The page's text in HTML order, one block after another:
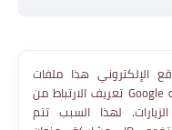
الإلكتروني هذا ملفات
تعريف الارتباط من Google لتقديم خدماته
لهذا السبب تتم